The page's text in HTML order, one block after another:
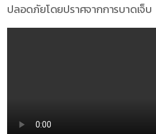
ปลอดภัยโดยปราศจากการบาดเจ็บ